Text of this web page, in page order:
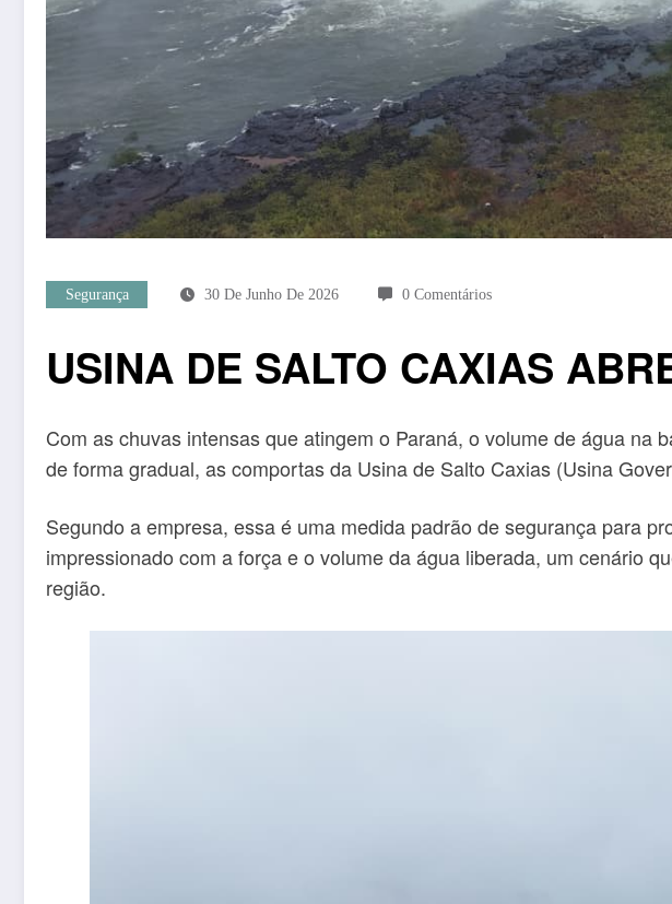
Segurança 30 De Junho De 2026 0 Comentários
USINA DE SALTO CAXIAS
Com as chuvas intensas que atingem o Paraná, o volume de água
de forma gradual, as comportas da Usina de Salto Caxias (Usina
​Segundo a empresa, essa é uma medida padrão de segurança para
impressionado com a força e o volume da água liberada, um cenário
região.